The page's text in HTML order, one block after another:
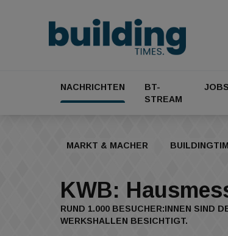
NACHRICHTEN
BT-
STREAM
JOBS
MARKT & MACHER
KWB:
RUND 1.000 BESUCHER:INNEN SIND
WERKSHALLEN BESICHTIGT.